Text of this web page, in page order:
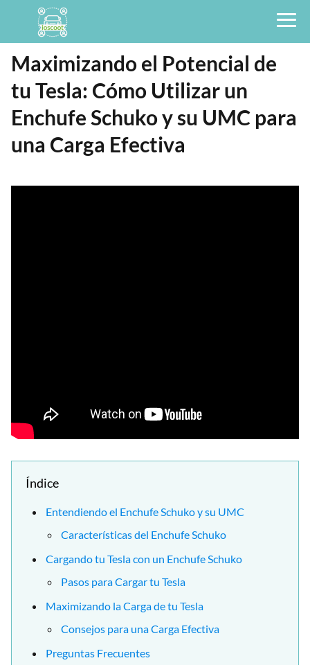
Maximizando el Potencial de
tu Tesla: Cómo Utilizar un
Enchufe Schuko y su UMC para
una Carga Efectiva
Índice
Entendiendo el Enchufe Schuko y su UMC
Características del Enchufe Schuko
Cargando tu Tesla con un Enchufe Schuko
Pasos para Cargar tu Tesla
Maximizando la Carga de tu Tesla
Consejos para una Carga Efectiva
Preguntas Frecuentes